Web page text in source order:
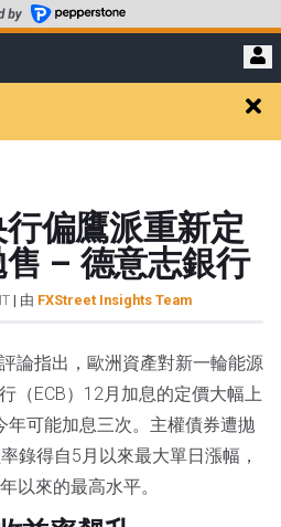
alert
偏鷹派重新定
– 德意志銀行
| 由 FXStreet Insights Team
論指出，歐洲資產對新一輪能源
（ECB）12月加息的定價大幅上
年可能加息三次。主權債券遭拋
錄得自5月以來最大單日漲幅，
以來的最高水平。